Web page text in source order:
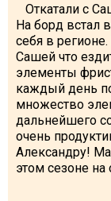
Откатали с
На борд встал
себя в
Сашей что
элементы
каждый день
множество
дальнейшего
очень
Александру!
этом сезоне